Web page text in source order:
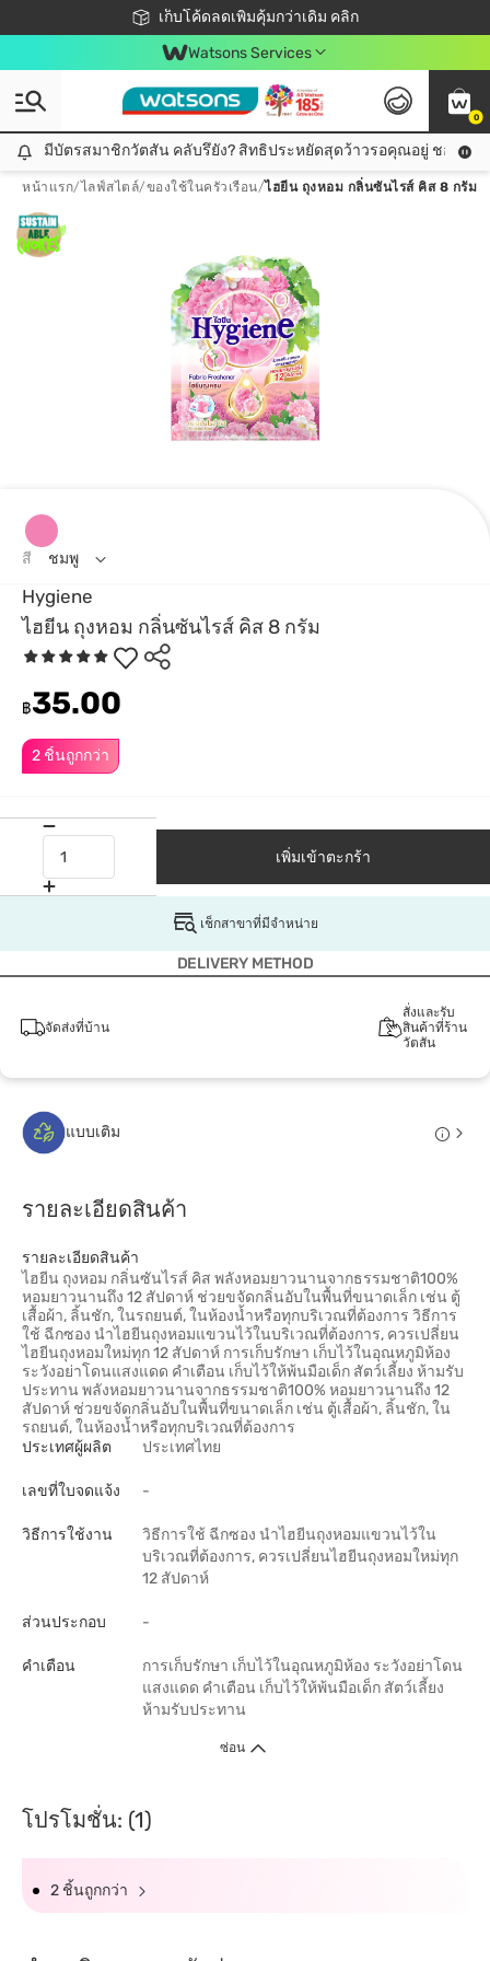
เก็บโค้ดลดเพิ่มคุ้มกว่าเดิม คลิก
ชอปออนไลน์ครั้งแรก ลดเพิ่มจุก ๆ 10%! 🎉
📦ส่งฟรี! เมื่อชอป 499฿
สมาชิกวัตสัน คลับดียังไง?
Watsons Services
0
มีบัตรสมาชิกวัตสัน คลับรึยัง? สิทธิประหยัดสุดว้าวรอคุณอยู่ ชอปคุ้มกว่าเดิม คลิก!
มีบัตรสมาชิกวัตสัน คลับรึยัง? สิทธิประหยัดสุดว้าวรอคุณอยู่ ชอปคุ้มก
หน้าแรก/ไลฟ์สไตล์/ของใช้ในครัวเรือน/ไฮยีน ถุงหอม กลิ่นซันไรส์ คิส 8 กรัม
Hygiene
ไฮยีน ถุงหอม กลิ่นซันไรส์ คิส 8 กรัม
2 ชิ้นถูกกว่า
฿35.00
สี ชมพู
เพิ่มเข้าตะกร้า
เช็กสาขาที่มีจำหน่าย
DELIVERY METHOD
จัดส่งที่บ้าน
สั่งและรับ
สินค้าที่ร้าน
วัตสัน
แบบเติม
รายละเอียดสินค้า
รายละเอียดสินค้า
ไฮยีน ถุงหอม กลิ่นซันไรส์ คิส พลังหอมยาวนานจากธรรมชาติ100%
หอมยาวนานถึง 12 สัปดาห์ ช่วยขจัดกลิ่นอับในพื้นที่ขนาดเล็ก เช่น ตู้
เสื้อผ้า, ลิ้นชัก, ในรถยนต์, ในห้องน้ำหรือทุกบริเวณที่ต้องการ วิธีการ
ใช้ ฉีกซอง นำไฮยีนถุงหอมแขวนไว้ในบริเวณที่ต้องการ, ควรเปลี่ยน
ไฮยีนถุงหอมใหม่ทุก 12 สัปดาห์ การเก็บรักษา เก็บไว้ในอุณหภูมิห้อง
ระวังอย่าโดนแสงแดด คำเตือน เก็บไว้ให้พ้นมือเด็ก สัตว์เลี้ยง ห้ามรับ
ประทาน พลังหอมยาวนานจากธรรมชาติ100% หอมยาวนานถึง 12
สัปดาห์ ช่วยขจัดกลิ่นอับในพื้นที่ขนาดเล็ก เช่น ตู้เสื้อผ้า, ลิ้นชัก, ใน
รถยนต์, ในห้องน้ำหรือทุกบริเวณที่ต้องการ
ประเทศผู้ผลิต
ประเทศไทย
เลขที่ใบจดแจ้ง -
วิธีการใช้งาน
วิธีการใช้ ฉีกซอง นำไฮยีนถุงหอมแขวนไว้ใน
บริเวณที่ต้องการ, ควรเปลี่ยนไฮยีนถุงหอมใหม่ทุก
12 สัปดาห์
ส่วนประกอบ -
คำเตือน
การเก็บรักษา เก็บไว้ในอุณหภูมิห้อง ระวังอย่าโดน
แสงแดด คำเตือน เก็บไว้ให้พ้นมือเด็ก สัตว์เลี้ยง
ห้ามรับประทาน
ซ่อน
โปรโมชั่น: (1)
2 ชิ้นถูกกว่า